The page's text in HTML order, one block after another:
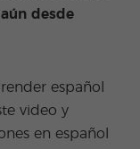
desde
español
video y
en español